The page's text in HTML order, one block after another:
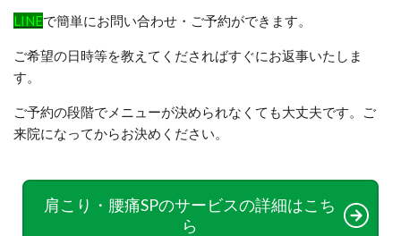
LINEで簡単にお問い合わせ・ご予約ができます。
ご希望の日時等を教えてくださればすぐにお返事いたしま
す。
ご予約の段階でメニューが決められなくても大丈夫です。ご
来院になってからお決めください。
肩こり・腰痛SPのサービスの詳細はこち
ら